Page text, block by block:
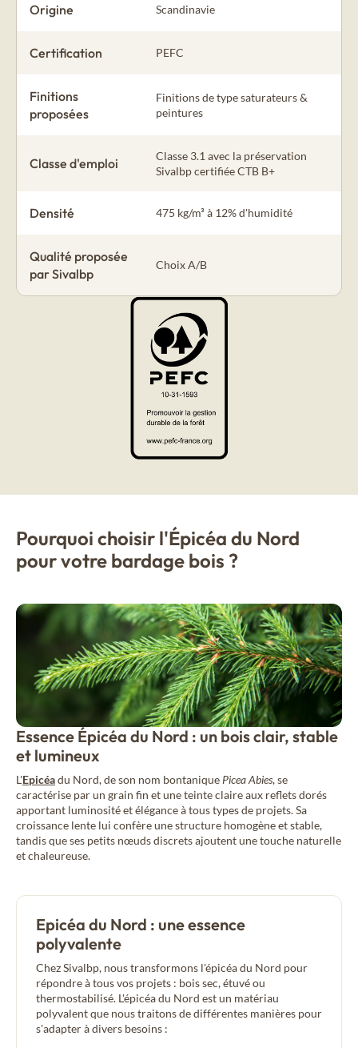
Authentic
Montagne
Origine Scandinavie
Certification PEFC
Finitions
proposées
Finitions de type saturateurs &
peintures
Classe d'emploi
Classe 3.1 avec la préservation
Sivalbp certifiée CTB B+
Densité 475 kg/m³ à 12% d'humidité
Qualité proposée
par Sivalbp
Choix A/B
Pourquoi choisir l'Épicéa du Nord
pour votre bardage bois ?
Essence Épicéa du Nord : un bois clair, stable
et lumineux
L'Epicéadu Nord, de son nom bontanique Picea Abies, se
caractérise par un grain fin et une teinte claire aux reflets dorés
apportant luminosité et élégance à tous types de projets. Sa
croissance lente lui confère une structure homogène et stable,
tandis que ses petits nœuds discrets ajoutent une touche naturelle
et chaleureuse.
Epicéa du Nord : une essence
polyvalente
Chez Sivalbp, nous transformons l'épicéa du Nord pour
répondre à tous vos projets : bois sec, étuvé ou
thermostabilisé. L'épicéa du Nord est un matériau
polyvalent que nous traitons de différentes manières pour
s'adapter à divers besoins :